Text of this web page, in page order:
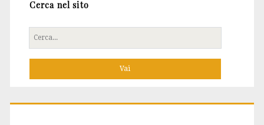
Cerca nel sito
Cerca
per: